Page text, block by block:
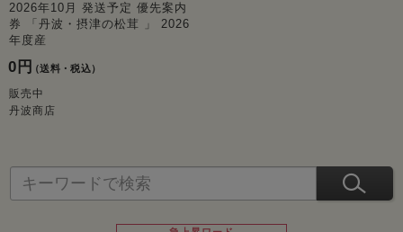
2026年10月 発送予定 優先案内
券 「丹波・摂津の松茸 」 2026
年度産
0円 （送料・税込）
販売中
丹波商店